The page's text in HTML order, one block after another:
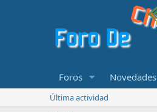
Foros Novedades
Última actividad